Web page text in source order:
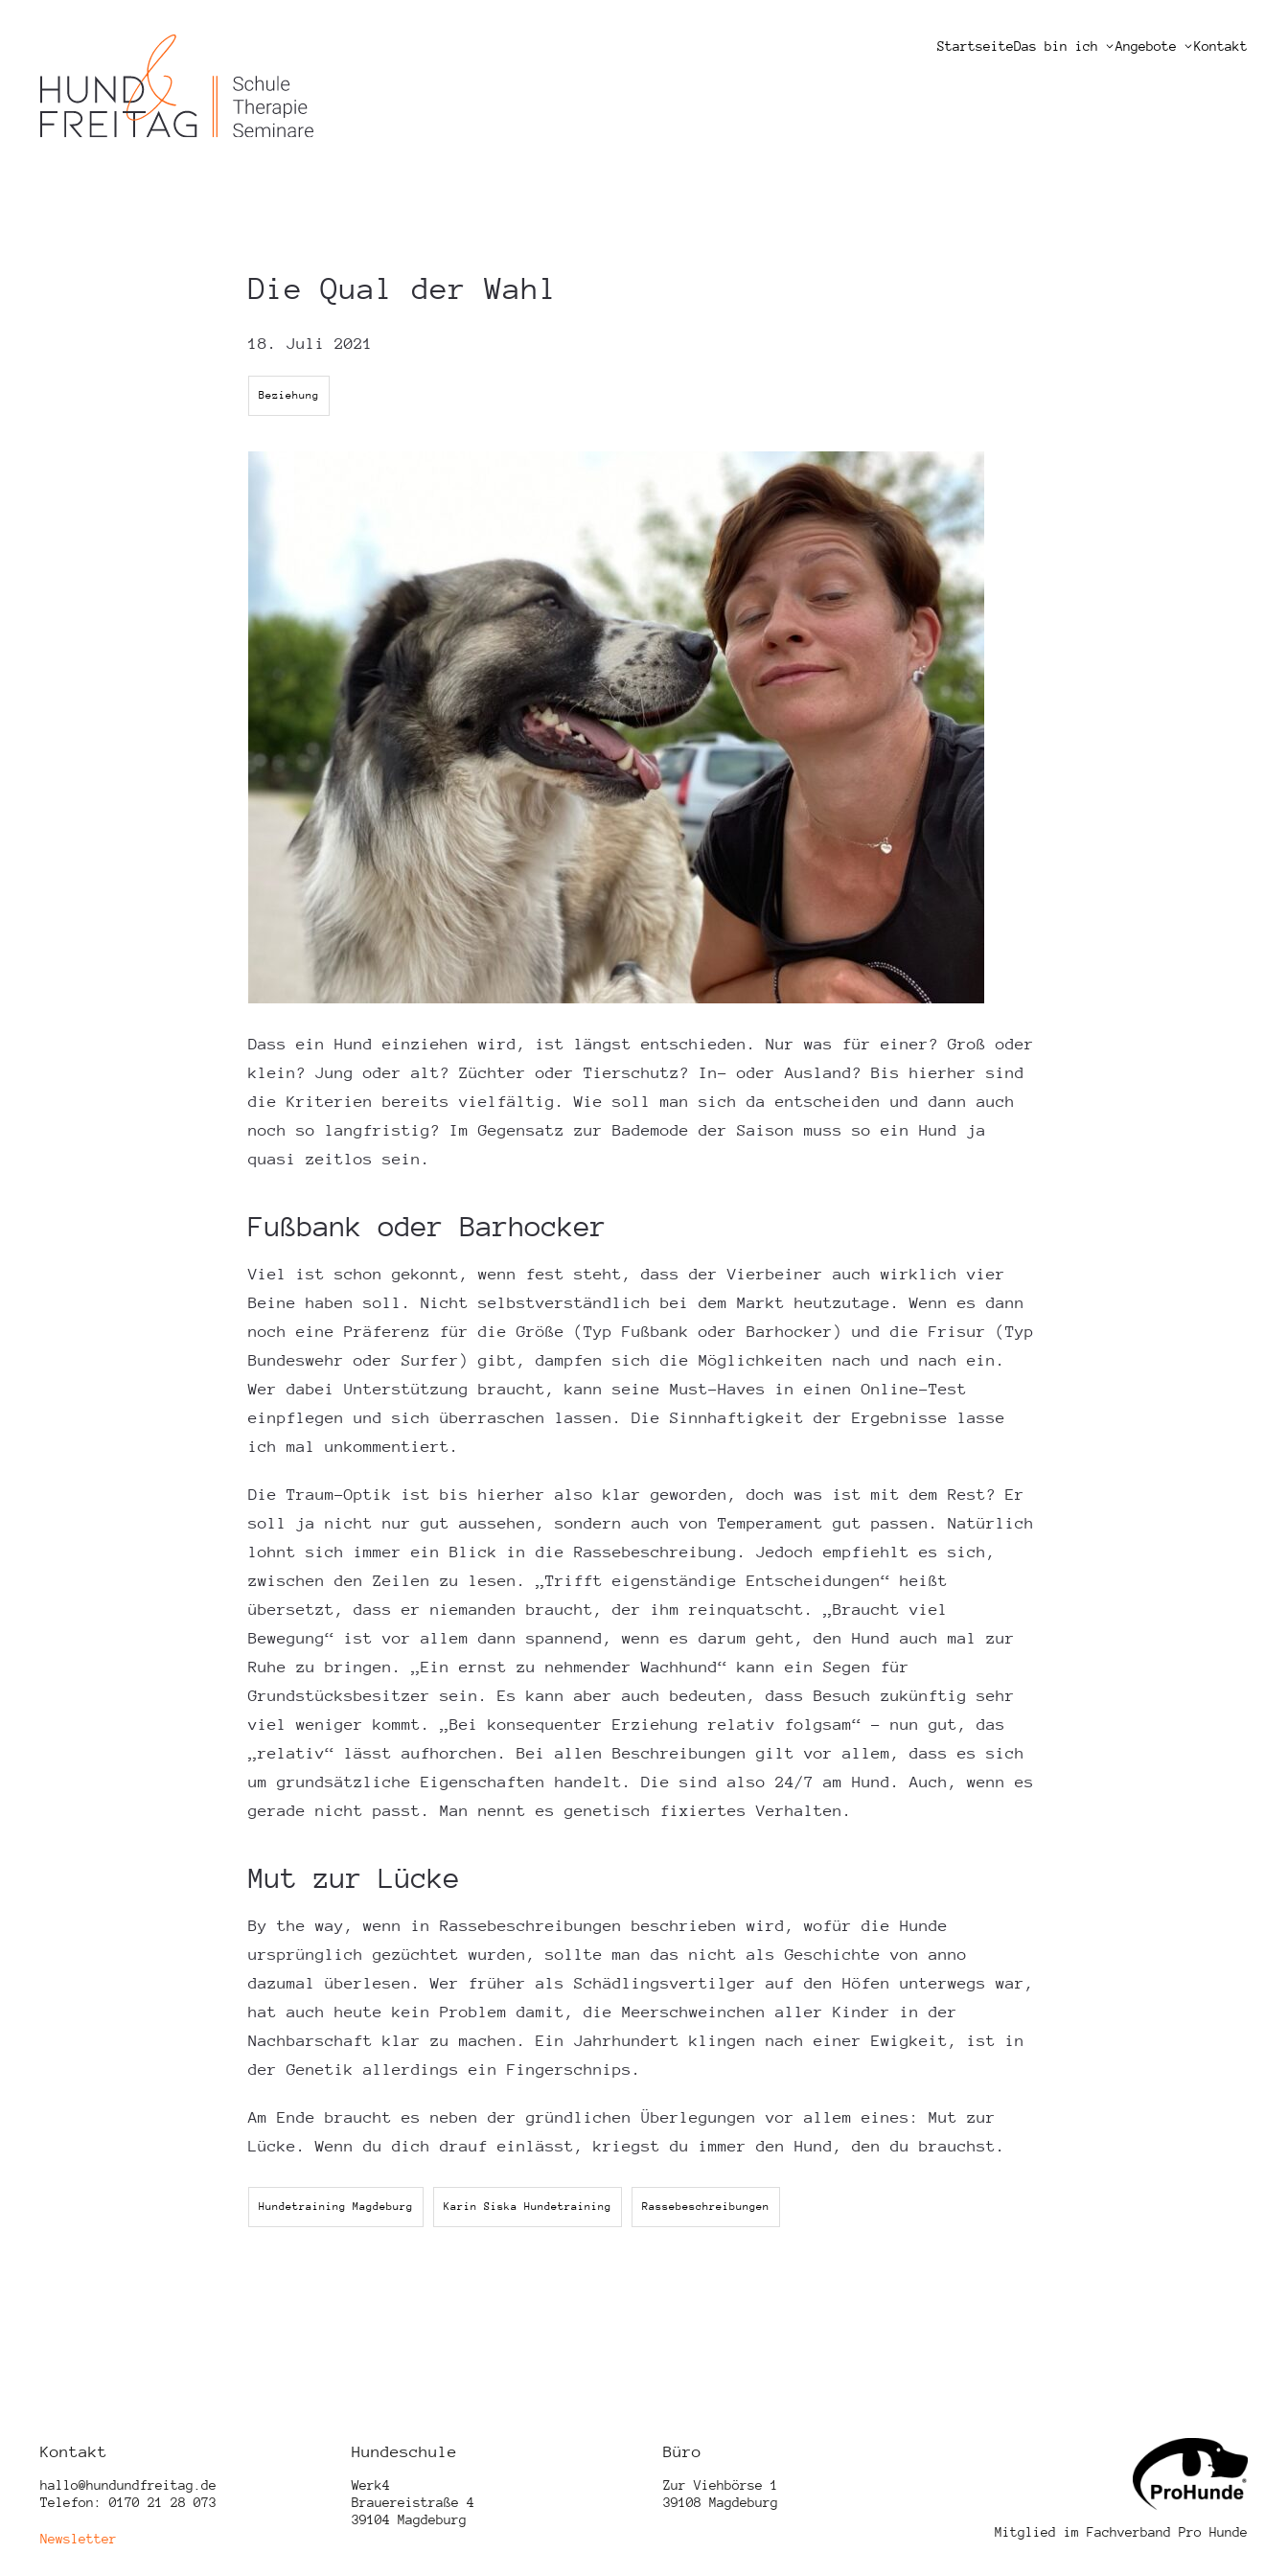
StartseiteDas bin ich Angebote Kontakt
Die Qual der Wahl
18. Juli 2021
Beziehung
Dass ein Hund einziehen wird, ist längst entschieden. Nur was für einer? Groß oder
klein? Jung oder alt? Züchter oder Tierschutz? In- oder Ausland? Bis hierher sind
die Kriterien bereits vielfältig. Wie soll man sich da entscheiden und dann auch
noch so langfristig? Im Gegensatz zur Bademode der Saison muss so ein Hund ja
quasi zeitlos sein.
Fußbank oder Barhocker
Viel ist schon gekonnt, wenn fest steht, dass der Vierbeiner auch wirklich vier
Beine haben soll. Nicht selbstverständlich bei dem Markt heutzutage. Wenn es dann
noch eine Präferenz für die Größe (Typ Fußbank oder Barhocker) und die Frisur (Typ
Bundeswehr oder Surfer) gibt, dampfen sich die Möglichkeiten nach und nach ein.
Wer dabei Unterstützung braucht, kann seine Must-Haves in einen Online-Test
einpflegen und sich überraschen lassen. Die Sinnhaftigkeit der Ergebnisse lasse
ich mal unkommentiert.
Die Traum-Optik ist bis hierher also klar geworden, doch was ist mit dem Rest? Er
soll ja nicht nur gut aussehen, sondern auch von Temperament gut passen. Natürlich
lohnt sich immer ein Blick in die Rassebeschreibung. Jedoch empfiehlt es sich,
zwischen den Zeilen zu lesen. „Trifft eigenständige Entscheidungen“ heißt
übersetzt, dass er niemanden braucht, der ihm reinquatscht. „Braucht viel
Bewegung“ ist vor allem dann spannend, wenn es darum geht, den Hund auch mal zur
Ruhe zu bringen. „Ein ernst zu nehmender Wachhund“ kann ein Segen für
Grundstücksbesitzer sein. Es kann aber auch bedeuten, dass Besuch zukünftig sehr
viel weniger kommt. „Bei konsequenter Erziehung relativ folgsam“ – nun gut, das
„relativ“ lässt aufhorchen. Bei allen Beschreibungen gilt vor allem, dass es sich
um grundsätzliche Eigenschaften handelt. Die sind also 24/7 am Hund. Auch, wenn es
gerade nicht passt. Man nennt es genetisch fixiertes Verhalten.
Mut zur Lücke
By the way, wenn in Rassebeschreibungen beschrieben wird, wofür die Hunde
ursprünglich gezüchtet wurden, sollte man das nicht als Geschichte von anno
dazumal überlesen. Wer früher als Schädlingsvertilger auf den Höfen unterwegs war,
hat auch heute kein Problem damit, die Meerschweinchen aller Kinder in der
Nachbarschaft klar zu machen. Ein Jahrhundert klingen nach einer Ewigkeit, ist in
der Genetik allerdings ein Fingerschnips.
Am Ende braucht es neben der gründlichen Überlegungen vor allem eines: Mut zur
Lücke. Wenn du dich drauf einlässt, kriegst du immer den Hund, den du brauchst.
Hundetraining Magdeburg Karin Siska Hundetraining Rassebeschreibungen
Kontakt
hallo@hundundfreitag.de
Telefon: 0170 21 28 073
Newsletter
Hundeschule
Werk4
Brauereistraße 4
39104 Magdeburg
Büro
Zur Viehbörse 1
39108 Magdeburg
Mitglied im Fachverband Pro Hunde